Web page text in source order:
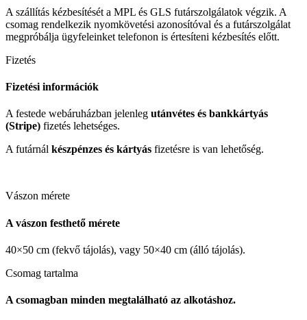
A szállítás kézbesítését a MPL és GLS futárszolgálatok végzik. A
csomag rendelkezik nyomkövetési azonosítóval és a futárszolgálat
megpróbálja ügyfeleinket telefonon is értesíteni kézbesítés előtt.
Fizetés
Fizetési információk
A festede webáruházban jelenleg utánvétes és bankkártyás
(Stripe) fizetés lehetséges.
A futárnál készpénzes és kártyás fizetésre is van lehetőség.
Vászon mérete
A vászon festhető mérete
40×50 cm (fekvő tájolás), vagy 50×40 cm (álló tájolás).
Csomag tartalma
A csomagban minden megtalálható az alkotáshoz.